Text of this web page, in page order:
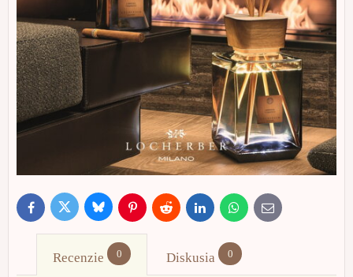
FacebookTwitter BlueskyPinterestReddit LinkedInWhatsApp
E-
mail
Recenzie 0 Diskusia 0